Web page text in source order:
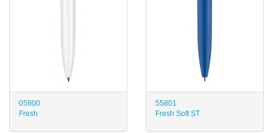
05800
Fresh
55801
Fresh Soft ST